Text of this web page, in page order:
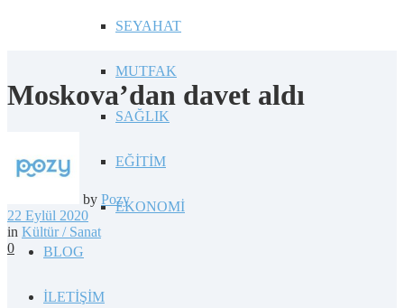
SEYAHAT
MUTFAK
SAĞLIK
EĞİTİM
EKONOMİ
BLOG
İLETİŞİM
Moskova’dan davet aldı
by Pozy
22 Eylül 2020
in Kültür / Sanat
0